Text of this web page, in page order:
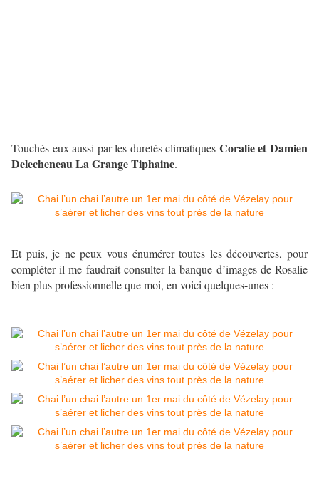
Touchés eux aussi par les duretés climatiques Coralie et Damien
DelecheneauLa Grange Tiphaine.
Et puis, je ne peux vous énumérer toutes les découvertes, pour
compléter il me faudrait consulter la banque d’images de Rosalie
bien plus professionnelle que moi, en voici quelques-unes :